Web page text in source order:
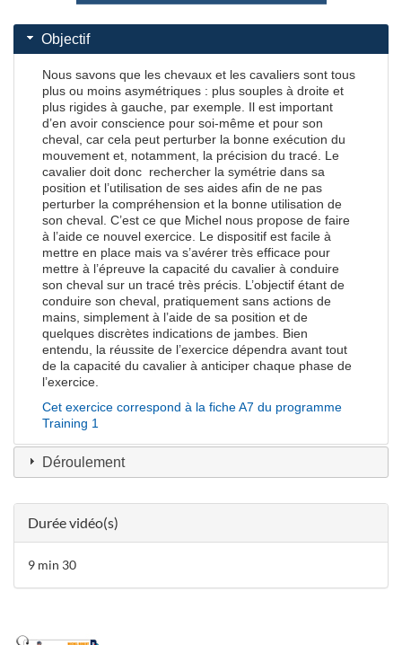
Objectif
Nous savons que les chevaux et les cavaliers sont tous
plus ou moins asymétriques : plus souples à droite et
plus rigides à gauche, par exemple. Il est important
d’en avoir conscience pour soi-même et pour son
cheval, car cela peut perturber la bonne exécution du
mouvement et, notamment, la précision du tracé. Le
cavalier doit donc rechercher la symétrie dans sa
position et l’utilisation de ses aides afin de ne pas
perturber la compréhension et la bonne utilisation de
son cheval. C’est ce que Michel nous propose de faire
à l’aide ce nouvel exercice. Le dispositif est facile à
mettre en place mais va s’avérer très efficace pour
mettre à l’épreuve la capacité du cavalier à conduire
son cheval sur un tracé très précis. L’objectif étant de
conduire son cheval, pratiquement sans actions de
mains, simplement à l’aide de sa position et de
quelques discrètes indications de jambes. Bien
entendu, la réussite de l’exercice dépendra avant tout
de la capacité du cavalier à anticiper chaque phase de
l’exercice.
Cet exercice correspond à la ficheA7 du programme
Training 1
Déroulement
Durée vidéo(s)
9 min 30